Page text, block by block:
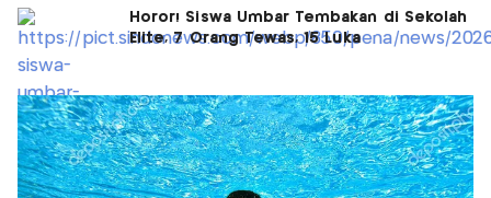
Horor! Siswa Umbar Tembakan di Sekolah
Elite, 7 Orang Tewas, 15 Luka